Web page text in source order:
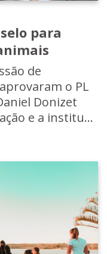
para
de
o PL
Donizet
e a institu...